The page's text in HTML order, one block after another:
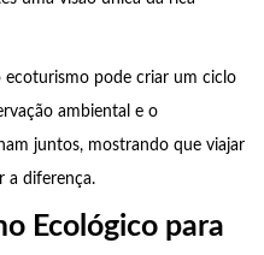
ecoturismo pode criar um ciclo
ambiental e o
juntos, mostrando que viajar
a diferença.
Ecológico para